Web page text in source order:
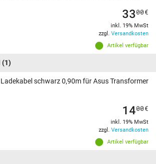
Artikel verfügbar
3300€
inkl. 19% MwSt
zzgl. Versandkosten
(1)
schwarz 0,90m für Asus Transformer
Artikel verfügbar
1400€
inkl. 19% MwSt
zzgl. Versandkosten